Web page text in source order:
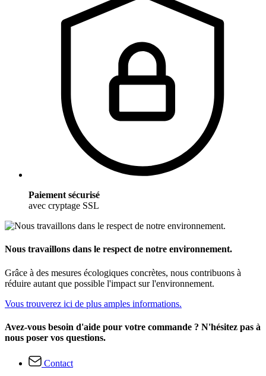
Paiement sécurisé
avec cryptage SSL
Nous travaillons dans le respect de notre environnement.
Grâce à des mesures écologiques concrètes, nous contribuons à
réduire autant que possible l'impact sur l'environnement.
Vous trouverez ici de plus amples informations.
Avez-vous besoin d'aide pour votre commande ? N'hésitez pas à
nous poser vos questions.
Contact